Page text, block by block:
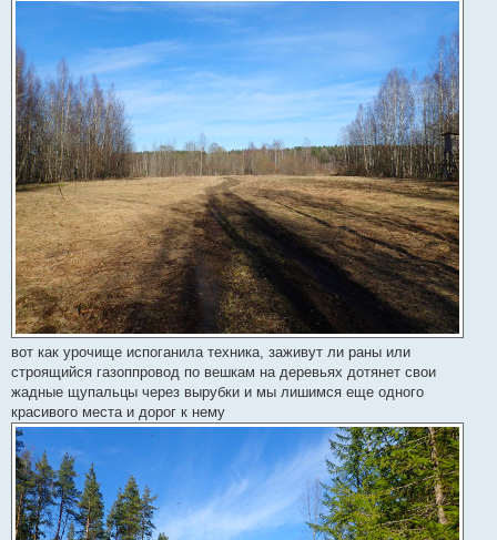
вот как урочище испоганила техника, заживут ли раны или
строящийся газоппровод по вешкам на деревьях дотянет свои
жадные щупальцы через вырубки и мы лишимся еще одного
красивого места и дорог к нему